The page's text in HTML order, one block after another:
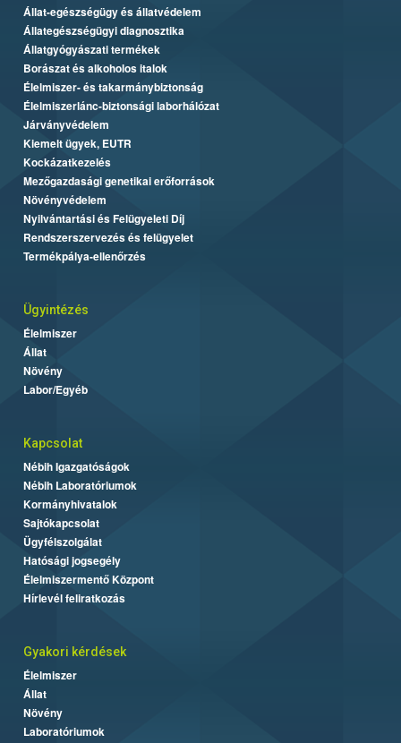
Állat-egészségügy és állatvédelem
Állategészségügyi diagnosztika
Állatgyógyászati termékek
Borászat és alkoholos italok
Élelmiszer- és takarmánybiztonság
Élelmiszerlánc-biztonsági laborhálózat
Járványvédelem
Kiemelt ügyek, EUTR
Kockázatkezelés
Mezőgazdasági genetikai erőforrások
Növényvédelem
Nyilvántartási és Felügyeleti Díj
Rendszerszervezés és felügyelet
Termékpálya-ellenőrzés
Ügyintézés
Élelmiszer
Állat
Növény
Labor/Egyéb
Kapcsolat
Nébih Igazgatóságok
Nébih Laboratóriumok
Kormányhivatalok
Sajtókapcsolat
Ügyfélszolgálat
Hatósági jogsegély
Élelmiszermentő Központ
Hírlevél feliratkozás
Gyakori kérdések
Élelmiszer
Állat
Növény
Laboratóriumok